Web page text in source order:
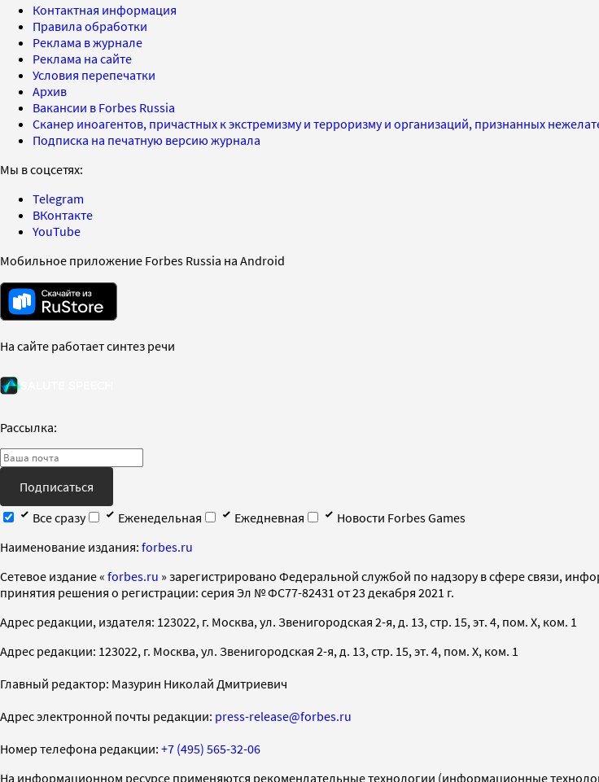
Контактная информация
Правила обработки
Реклама в журнале
Реклама на сайте
Условия перепечатки
Архив
Вакансии в Forbes Russia
Сканер иноагентов, причастных к экстремизму и терроризму и организаций, признанных
Подписка на печатную версию журнала
Мы в соцсетях:
Telegram
ВКонтакте
YouTube
Мобильное приложение Forbes Russia на Android
На сайте работает синтез речи
Рассылка:
Подписаться
Все сразу
Еженедельная Ежедневная
Новости Forbes Games
Наименование издания: forbes.ru
Cетевое издание « forbes.ru » зарегистрировано Федеральной службой по надзору в сфере связи,
принятия решения о регистрации: серия Эл № ФС77-82431 от 23 декабря 2021 г.
Адрес редакции, издателя: 123022, г. Москва, ул. Звенигородская 2-я, д. 13, стр. 15, эт. 4, пом. X, ком. 1
Адрес редакции: 123022, г. Москва, ул. Звенигородская 2-я, д. 13, стр. 15, эт. 4, пом. X, ком. 1
Главный редактор: Мазурин Николай Дмитриевич
Адрес электронной почты редакции: press-release@forbes.ru
Номер телефона редакции: +7 (495) 565-32-06
На информационном ресурсе применяются рекомендательные технологии (информационные